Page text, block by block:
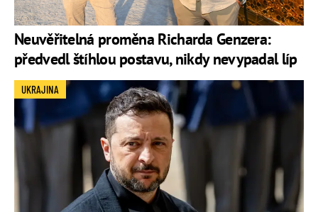
Neuvěřitelná proměna Richarda Genzera:
předvedl štíhlou postavu, nikdy nevypadal líp
UKRAJINA